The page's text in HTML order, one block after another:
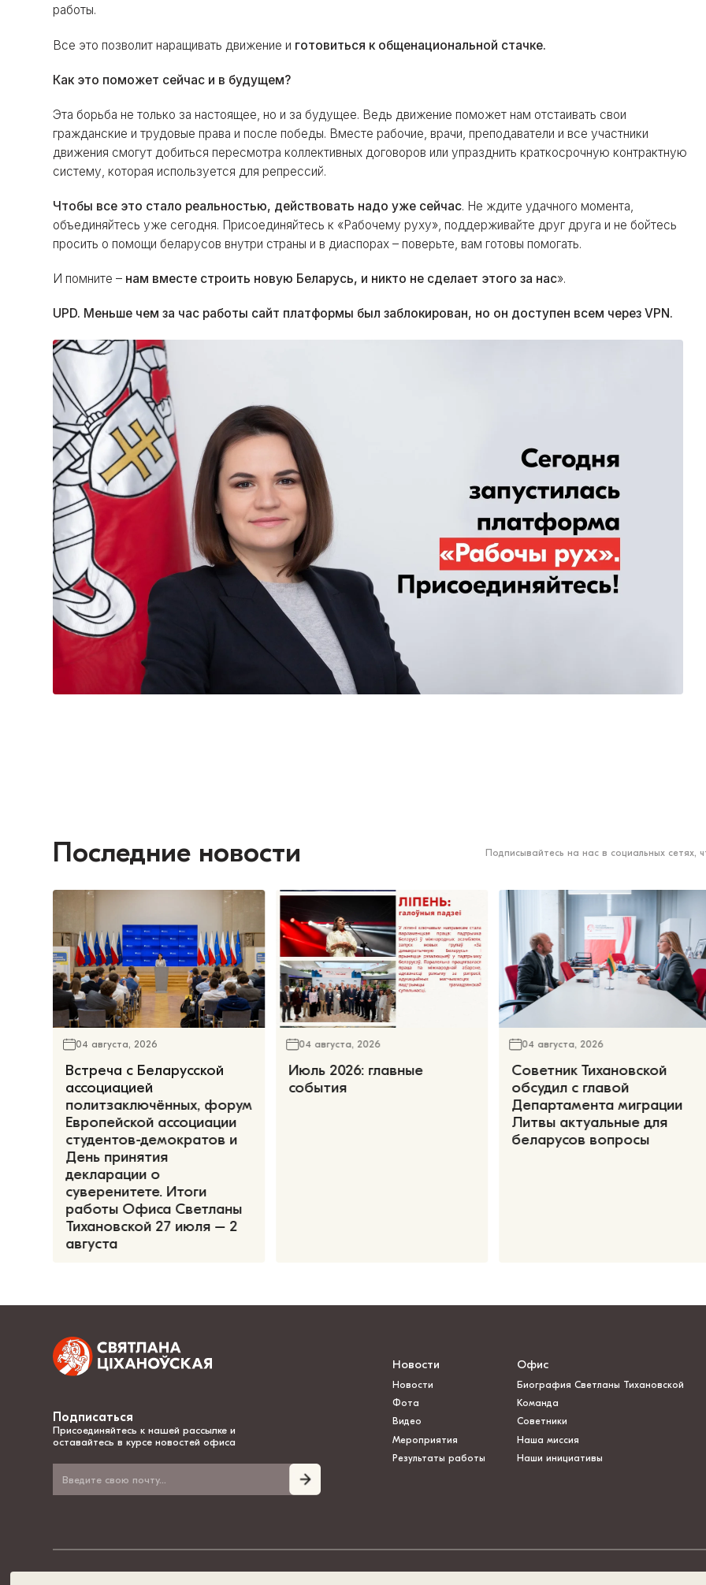
работы.
Все это позволит наращивать движение и готовиться к общенациональной стачке.
Как это поможет сейчас и в будущем?
Эта борьба не только за настоящее, но и за будущее. Ведь движение поможет нам отстаивать свои
гражданские и трудовые права и после победы. Вместе рабочие, врачи, преподаватели и все участники
движения смогут добиться пересмотра коллективных договоров или упразднить краткосрочную контрактную
систему, которая используется для репрессий.
Чтобы все это стало реальностью, действовать надо уже сейчас. Не ждите удачного момента,
объединяйтесь уже сегодня. Присоединяйтесь к «Рабочему руху», поддерживайте друг друга и не бойтесь
просить о помощи беларусов внутри страны и в диаспорах – поверьте, вам готовы помогать.
И помните – нам вместе строить новую Беларусь, и никто не сделает этого за нас».
UPD. Меньше чем за час работы сайт платформы был заблокирован, но он доступен всем через VPN.
Последние новости Подписывайтесь на нас в социальных сетях,
04 августа, 2026
Встреча с Беларусской
ассоциацией
политзаключённых, форум
Европейской ассоциации
студентов-демократов и
День принятия
декларации о
суверенитете. Итоги
работы Офиса Светланы
Тихановской 27 июля – 2
августа
04 августа, 2026
Июль 2026: главные
события
04 августа, 2026
Советник Тихановской
обсудил с главой
Департамента миграции
Литвы актуальные для
беларусов вопросы
Подписаться
Присоединяйтесь к нашей рассылке и
оставайтесь в курсе новостей офиса
Новости
Новости
Фота
Видео
Мероприятия
Результаты работы
Офис
Биография Светланы Тихановской
Команда
Советники
Наша миссия
Наши инициативы